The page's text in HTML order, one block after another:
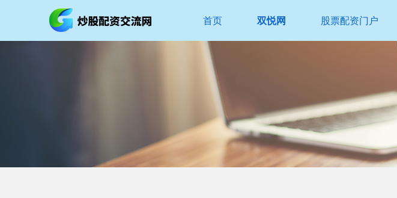
首页 双悦网 股票配资门户